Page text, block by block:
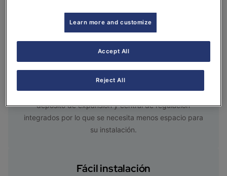
sanitario, por lo que es un sistema eficiente que
Menor espacio de instalación
El conjunto de colectores SOL 200 y 250 con
acumuladores de 160 a 500l incluye grupo hidráulico,
depósito de expansión y central de regulación
integrados por lo que se necesita menos espacio para
su instalación.
Fácil instalación
Learn more and customize
Reject All
Accept All